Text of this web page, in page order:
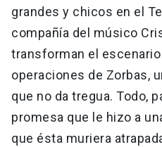
grandes y chicos en el
compañía del músico
transforman el
operaciones de Zorbas,
que no da tregua. Todo,
promesa que le hizo a
que ésta muriera